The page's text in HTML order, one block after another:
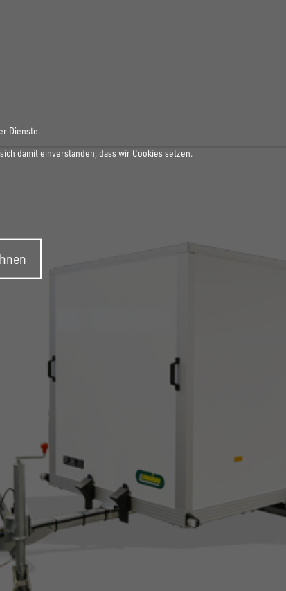
Dienste.
damit einverstanden, dass wir Cookies setzen.